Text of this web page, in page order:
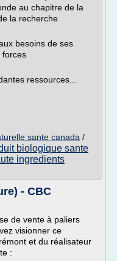
au chapitre de la
la recherche
besoins de ses
forces
ressources...
sante canada /
biologique sante
ingredients
- CBC
de vente à paliers
visionner ce
et du réalisateur
: